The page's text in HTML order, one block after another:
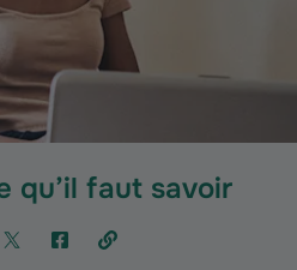
qu’il faut savoir